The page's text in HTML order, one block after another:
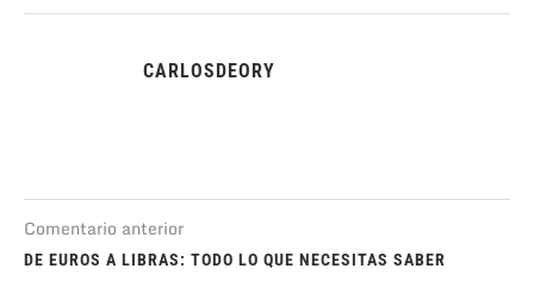
CARLOSDEORY
Comentario anterior
DE EUROS A LIBRAS: TODO LO QUE NECESITAS SABER